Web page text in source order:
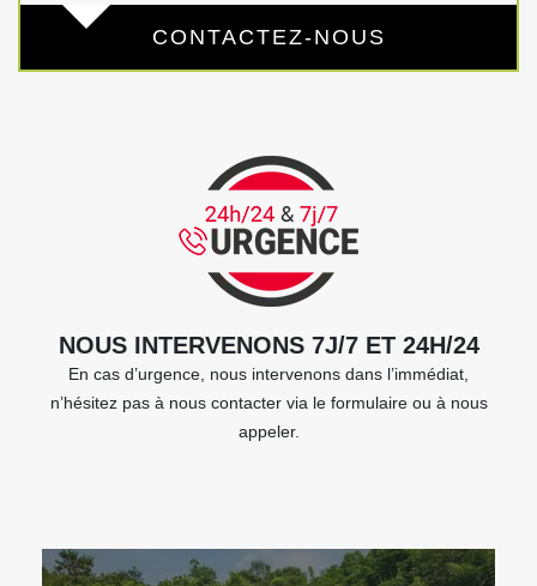
CONTACTEZ-NOUS
NOUS INTERVENONS 7J/7 ET 24H/24
En cas d’urgence, nous intervenons dans l’immédiat,
n’hésitez pas à nous contacter via le formulaire ou à nous
appeler.